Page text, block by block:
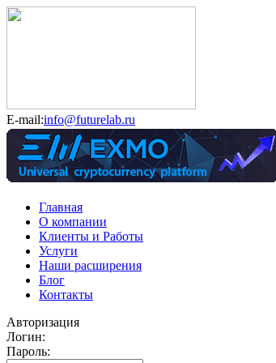
E-mail:info@futurelab.ru
Главная
О компании
Клиенты и Работы
Услуги
Наши расширения
Блог
Контакты
Авторизация
Логин:
Пароль: